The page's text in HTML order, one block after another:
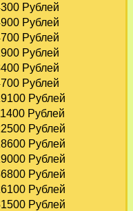
Рублей
Рублей
Рублей
Рублей
Рублей
Рублей
Рублей
Рублей
Рублей
Рублей
Рублей
Рублей
Рублей
Рублей